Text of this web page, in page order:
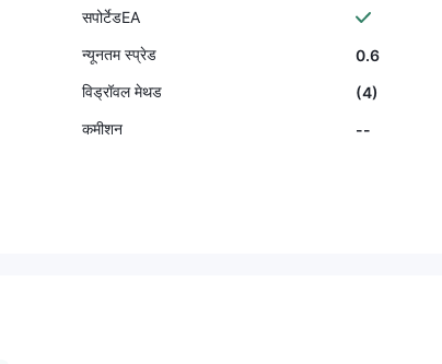
सपोर्टेडEA
न्यूनतम स्प्रेड
0.6
विड्रॉवल मेथड
(4)
कमीशन
--